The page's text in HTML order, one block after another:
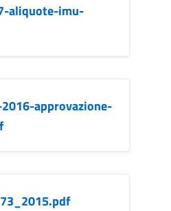
aliquote-imu-
approvazione-